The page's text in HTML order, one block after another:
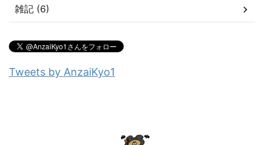
雑記 (6)
Tweets by AnzaiKyo1